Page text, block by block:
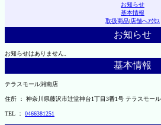
お知らせ
基本情報
取扱商品|店舗へｱｸｾｽ
お知らせ
お知らせはありません。
基本情報
テラスモール湘南店
住所 ： 神奈川県藤沢市辻堂神台1丁目3番1号 テラスモー
TEL ： 0466381251